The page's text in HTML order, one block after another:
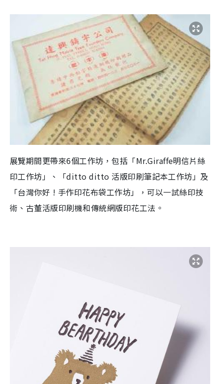
展覽期間更帶來6個工作坊，包括「Mr.Giraffe明信片絲
印工作坊」、「ditto ditto 活版印刷筆記本工作坊」及
「台灣你好 ! 手作印花布袋工作坊」，可以一試絲印技
術、古董活版印刷機和傳統網版印花工法。